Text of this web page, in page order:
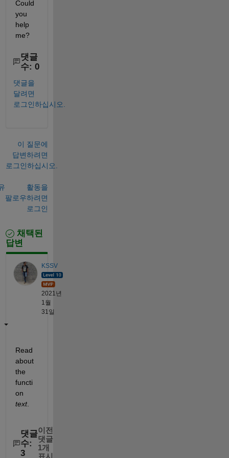
Could
you
help
me?
댓글
수: 0
댓글을
달려면
로그인하십시오.
이 질문에
답변하려면
로그인하십시오.
활동을
팔로우하려면
로그인
채택된
답변
KSSV
2021년
1월
31일
Read
about
the
functi
text.
댓글
수:
3
이전
댓글
1개
표시